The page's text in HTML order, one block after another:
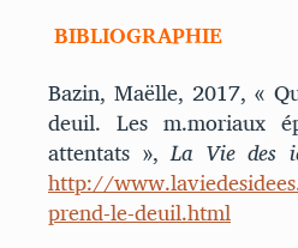
BIBLIOGRAPHIE
Bazin, Maëlle, 2017, «
deuil. Les m.moriaux
attentats »,La Vie des
http://
prend-le-deuil.html